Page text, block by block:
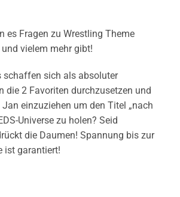
es Fragen zu Wrestling Theme
vielem mehr gibt!
schaffen sich als absoluter
die 2 Favoriten durchzusetzen und
einzuziehen um den Titel „nach
Universe zu holen? Seid
die Daumen! Spannung bis zur
ist garantiert!